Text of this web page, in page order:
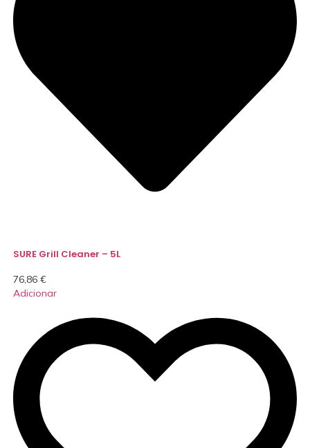
SURE Grill Cleaner – 5L
76,86 €
Adicionar